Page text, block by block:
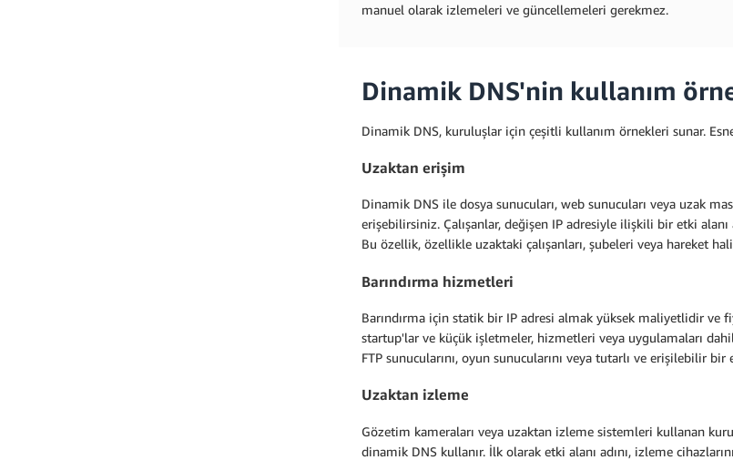
manuel olarak izlemeleri ve güncellemeleri gerekmez.
Dinamik DNS'nin kullanım
Dinamik DNS, kuruluşlar için çeşitli kullanım örnekleri sunar.
Uzaktan erişim
Dinamik DNS ile dosya sunucuları, web sunucuları veya uzak
erişebilirsiniz. Çalışanlar, değişen IP adresiyle ilişkili bir etki alanı
Bu özellik, özellikle uzaktaki çalışanları, şubeleri veya hareket
Barındırma hizmetleri
Barındırma için statik bir IP adresi almak yüksek maliyetlidir
startup'lar ve küçük işletmeler, hizmetleri veya uygulamaları
FTP sunucularını, oyun sunucularını veya tutarlı ve erişilebilir
Uzaktan izleme
Gözetim kameraları veya uzaktan izleme sistemleri kullanan
dinamik DNS kullanır. İlk olarak etki alanı adını, izleme